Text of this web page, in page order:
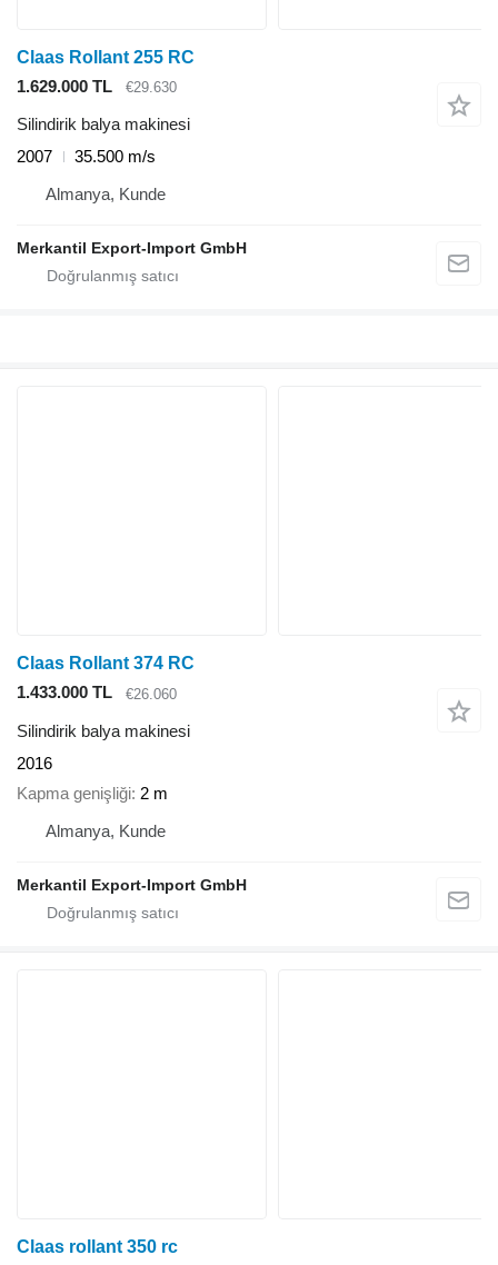
Claas Rollant 255 RC
1.629.000 TL
€29.630
Silindirik balya makinesi
2007
35.500 m/s
Almanya, Kunde
Merkantil Export-Import GmbH
Claas Rollant 374 RC
1.433.000 TL
€26.060
Silindirik balya makinesi
2016
Kapma genişliği 2 m
Almanya, Kunde
Merkantil Export-Import GmbH
Claas rollant 350 rc